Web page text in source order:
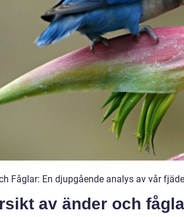
Fåglar: En djupgående analys av vår
av änder och